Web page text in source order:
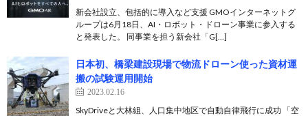
新会社設立、包括的に導入など支援 GMOインターネットグ
ループは6月18日、AI・ロボット・ドローン事業に参入する
と発表した。 同事業を担う新会社「G[…]
日本初、橋梁建設現場で物流ドローン使った資材運
搬の試験運用開始
2023.02.16
SkyDriveと大林組、人口集中地区で自動自律飛行に成功 「空